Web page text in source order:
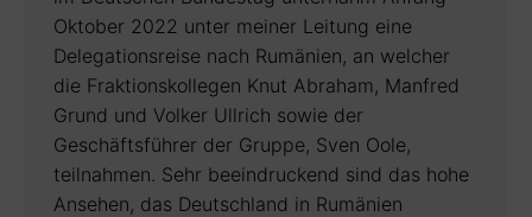
Oktober 2022 unter meiner Leitung eine
Delegationsreise nach Rumänien, an welcher
die Fraktionskollegen Knut Abraham, Manfred
Grund und Volker Ullrich sowie der
Geschäftsführer der Gruppe, Sven Oole,
teilnahmen. Sehr beeindruckend sind das hohe
Ansehen, das Deutschland in Rumänien